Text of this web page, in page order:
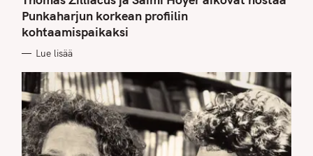
E
G
O
R
I
S
Punkaharjun korkean profiilin
kohtaamispaikaksi
Lue lisää